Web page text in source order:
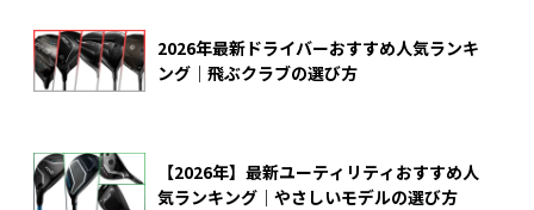
2026年最新ドライバーおすすめ人気ランキ
ング｜飛ぶクラブの選び方
【2026年】最新ユーティリティおすすめ人
気ランキング｜やさしいモデルの選び方